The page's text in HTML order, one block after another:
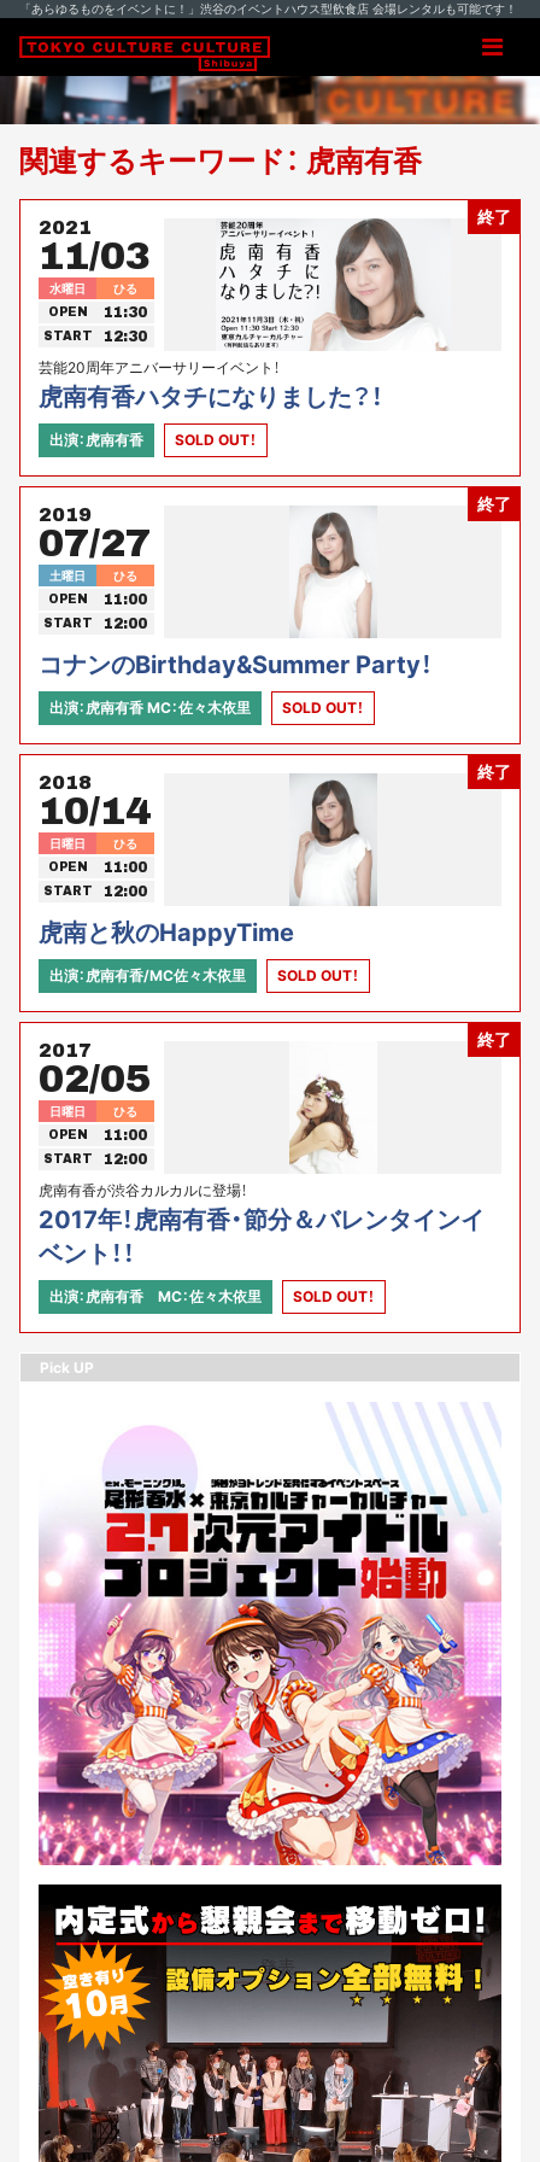
「あらゆるものをイベントに！」渋谷のイベントハウス型飲食店 会場レンタルも可能です！
関連するキーワード： 虎南有香
終了
2021
11/03
水曜日 ひる
OPEN 11:30
START 12:30
芸能20周年アニバーサリーイベント！
虎南有香ハタチになりました？！
出演：虎南有香 SOLD OUT！
終了
2019
07/27
土曜日 ひる
OPEN 11:00
START 12:00
コナンのBirthday&Summer Party！
出演：虎南有香 MC：佐々木依里 SOLD OUT！
終了
2018
10/14
日曜日 ひる
OPEN 11:00
START 12:00
虎南と秋のHappyTime
出演：虎南有香/MC佐々木依里 SOLD OUT！
終了
2017
02/05
日曜日 ひる
OPEN 11:00
START 12:00
虎南有香が渋谷カルカルに登場！
2017年！虎南有香・節分＆バレンタインイ
ベント！！
出演：虎南有香 MC：佐々木依里 SOLD OUT！
Pick UP